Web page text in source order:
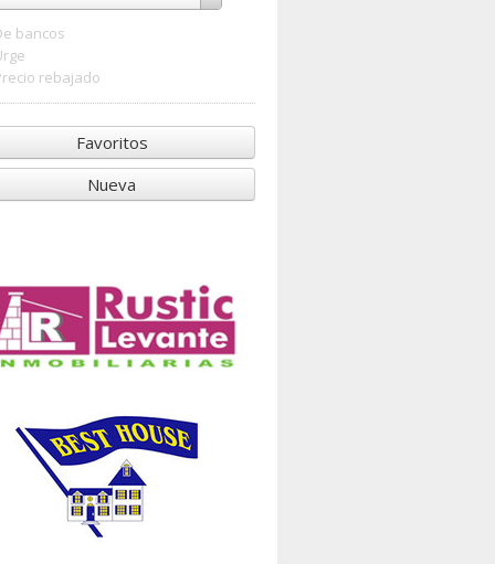
bancos
rebajado
Favoritos
Nueva